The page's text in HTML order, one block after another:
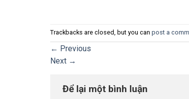
Trackbacks are closed, but you can post a
← Previous
Next →
Để lại một bình luận